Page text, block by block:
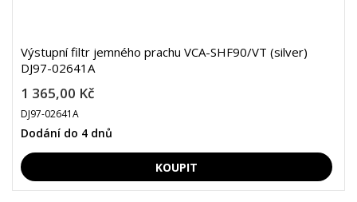
Výstupní filtr jemného prachu VCA-SHF90/VT (silver)
DJ97-02641A
1 365,00 Kč
DJ97-02641A
Dodání do 4 dnů